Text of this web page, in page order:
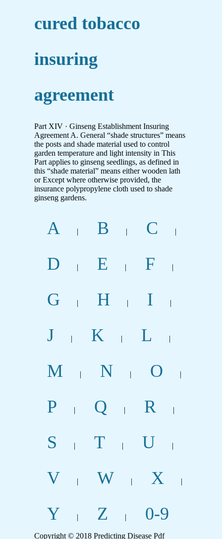
cured tobacco
insuring
agreement
Part XIV · Ginseng Establishment Insuring
Agreement A. General “shade structures” means
the posts and shade material used to control
garden temperature and light intensity in This
Part applies to ginseng seedlings, as defined in
this “shade material” means either wooden lath
or Except where otherwise provided, the
insurance polypropylene cloth used to shade
ginseng gardens.
A | B | C |
D | E | F |
G | H | I |
J | K | L |
M | N | O |
P | Q | R |
S | T | U |
V | W | X |
Y | Z | 0-9
Copyright © 2018 Predicting Disease Pdf